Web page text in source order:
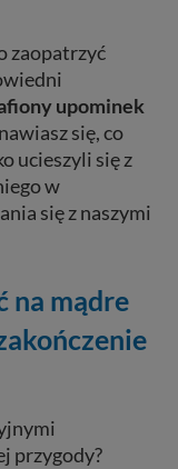
zaopatrzyć
upominek
się, co
ucieszyli się z
w
się z naszymi
na mądre
przygody?